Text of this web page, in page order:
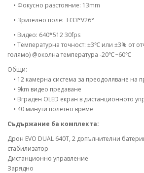
• Фокусно разстояние: 13mm
• Зрително поле: H33°V26°
• Видео: 640*512 30fps
• Температурна точност: ±3℃ или ±3% от
голямо) @околна температура -20℃~60℃
Общи:
• 12 камерна система за преодоляване на
• 9km видео предаване
• Вграден OLED екран в дистанционното
• 40 минути полетно време
Съдържание ба комплекта:
Дрон EVO DUAL 640Т, 2 допълнителни
стабилизатор
Дистанционно управление
Зарядно